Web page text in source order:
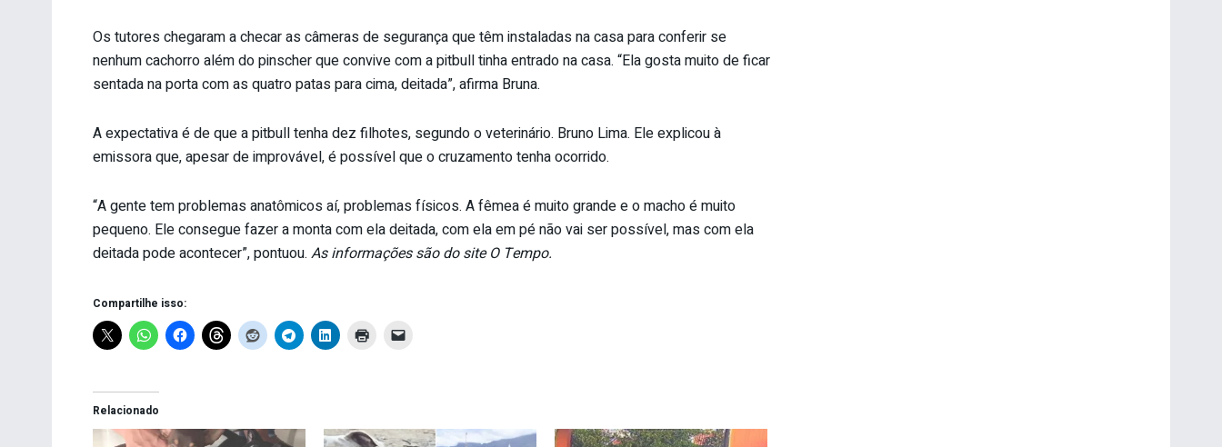
Os tutores chegaram a checar as câmeras de segurança que têm instaladas na casa para conferir se
nenhum cachorro além do pinscher que convive com a pitbull tinha entrado na casa. “Ela gosta muito de ficar
sentada na porta com as quatro patas para cima, deitada”, afirma Bruna.
A expectativa é de que a pitbull tenha dez filhotes, segundo o veterinário. Bruno Lima. Ele explicou à
emissora que, apesar de improvável, é possível que o cruzamento tenha ocorrido.
“A gente tem problemas anatômicos aí, problemas físicos. A fêmea é muito grande e o macho é muito
pequeno. Ele consegue fazer a monta com ela deitada, com ela em pé não vai ser possível, mas com ela
deitada pode acontecer”, pontuou. As informações são do site O Tempo.
Compartilhe isso:
Relacionado